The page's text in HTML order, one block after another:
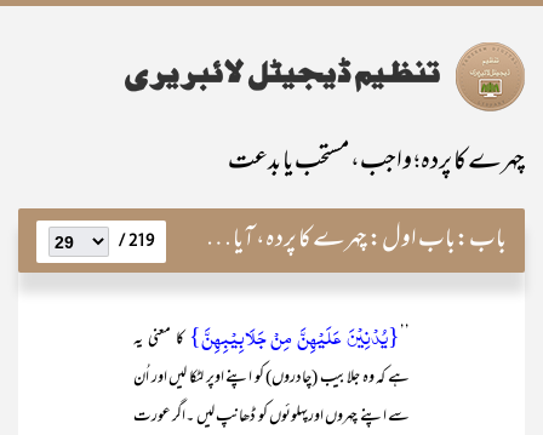
چہرے کا پردہ؛ واجب، مستحب یا بدعت
باب:باب اول: چہرے کا پردہ، آیاتِ قرآنیہ کی روشنی میں: آیت ِجلباب 219 /
{یُدْنِیْنَ عَلَیْھِنَّ مِنْ جَلَابِیْبِھِنَّ}کا معنی یہ
ہے کہ وہ جلابیب (چادروں) کو اپنے اوپر لٹکا لیں اور اُن
سے اپنے چہروں اورپہلوئوں کو ڈھانپ لیں ۔اگر عورت